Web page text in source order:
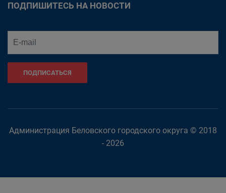
ПОДПИШИТЕСЬ НА НОВОСТИ
ПОДПИСАТЬСЯ
Администрация Беловского городского округа © 2018
- 2026